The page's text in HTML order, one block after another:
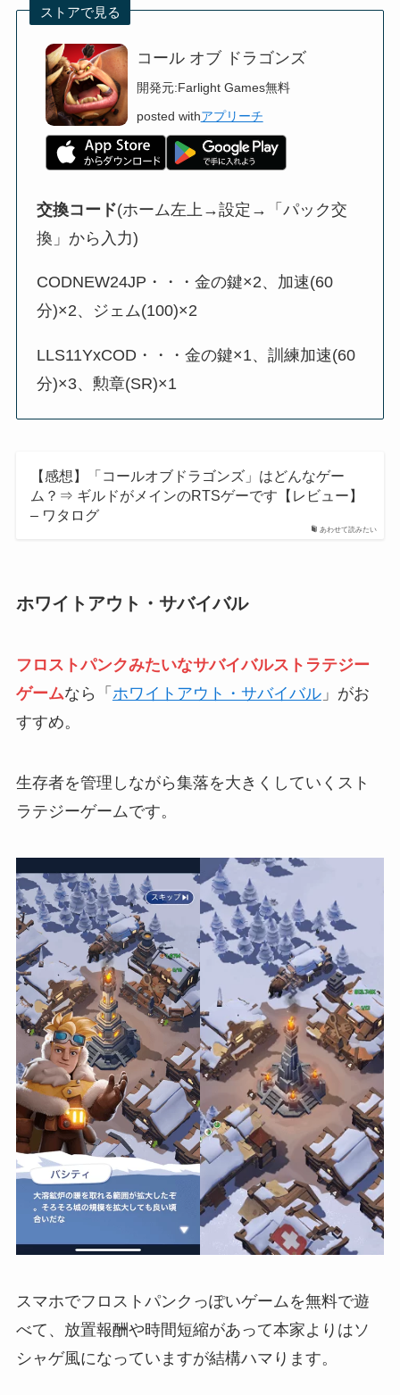
ストアで見る
コール オブ ドラゴンズ
開発元:Farlight Games無料
posted withアプリーチ
交換コード(ホーム左上→設定→「パック交
換」から入力)
CODNEW24JP・・・金の鍵×2、加速(60
分)×2、ジェム(100)×2
LLS11YxCOD・・・金の鍵×1、訓練加速(60
分)×3、勲章(SR)×1
あわせて読みたい
【感想】「コールオブドラゴンズ」はどんなゲー
ム？⇒ ギルドがメインのRTSゲーです【レビュー】
– ワタログ
ホワイトアウト・サバイバル
フロストパンクみたいなサバイバルストラテジー
ゲームなら「 ホワイトアウト・サバイバル」がお
すすめ。
生存者を管理しながら集落を大きくしていくスト
ラテジーゲームです。
スマホでフロストパンクっぽいゲームを無料で遊
べて、放置報酬や時間短縮があって本家よりはソ
シャゲ風になっていますが結構ハマります。